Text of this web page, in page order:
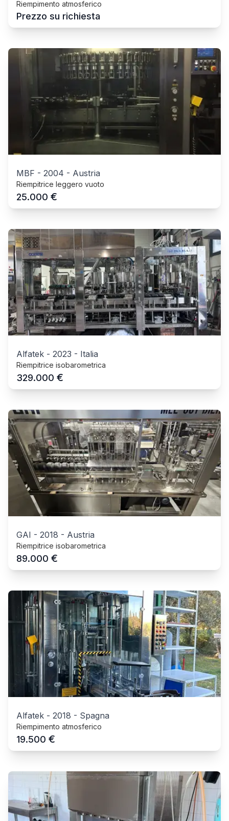
Riempimento atmosferico
Prezzo su richiesta
MBF - 2004 - Austria
Riempitrice leggero vuoto
25.000 €
Alfatek - 2023 - Italia
Riempitrice isobarometrica
329.000 €
GAI - 2018 - Austria
Riempitrice isobarometrica
89.000 €
Alfatek - 2018 - Spagna
Riempimento atmosferico
19.500 €